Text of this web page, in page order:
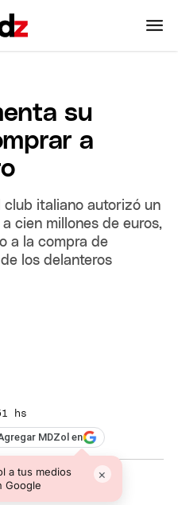
su
a
club italiano autorizó un
cien millones de euros,
a la compra de
los delanteros
hs
MDZol en
a tus medios
Google
×